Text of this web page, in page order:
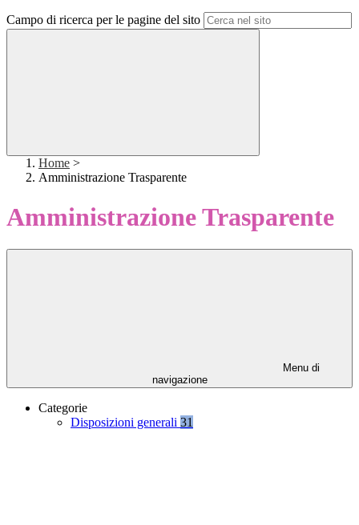
Campo di ricerca per le pagine del sito
Home >
Amministrazione Trasparente
Amministrazione Trasparente
Menu di
navigazione
Categorie
Disposizioni generali 31